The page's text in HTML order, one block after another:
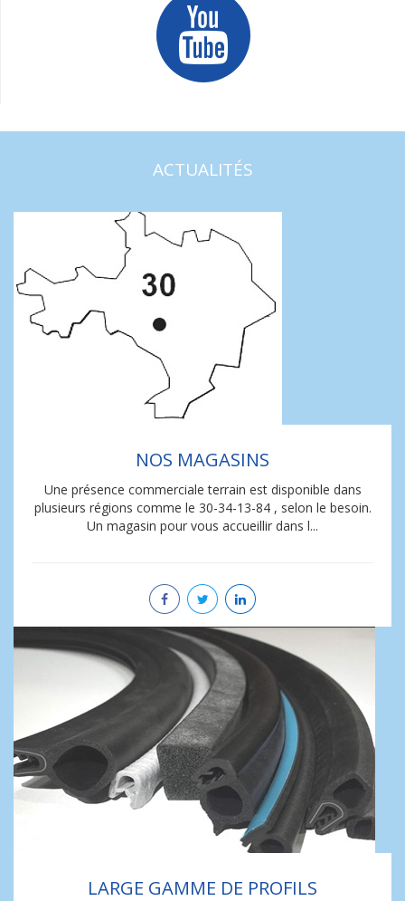
ACTUALITÉS
NOS MAGASINS
Une présence commerciale terrain est disponible dans
plusieurs régions comme le 30-34-13-84 , selon le besoin.
Un magasin pour vous accueillir dans l...
LARGE GAMME DE PROFILS